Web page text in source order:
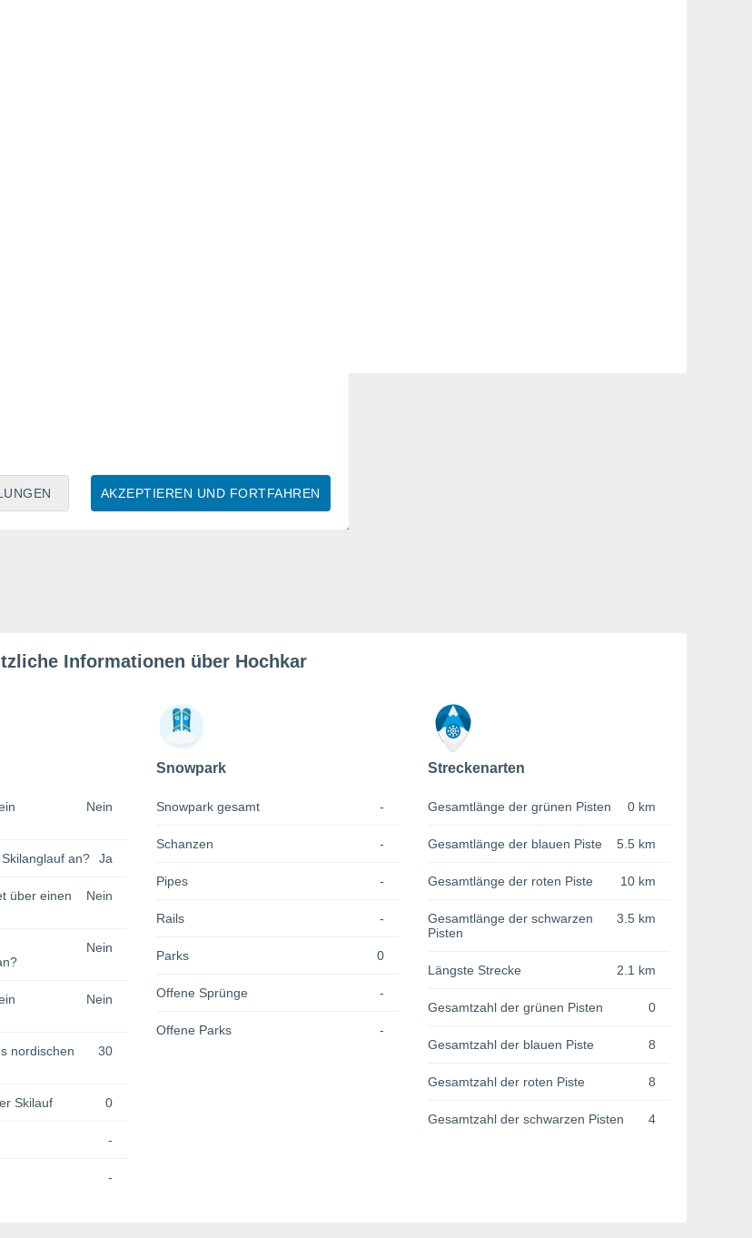
AKZEPTIEREN UND FORTFAHREN
Informationen über Hochkar
Nein
an? Ja
über einen
Nein
Nein
Nein
nordischen
30
Skilauf 0
-
-
Snowpark
Snowpark gesamt -
Schanzen -
Pipes -
Rails -
Parks 0
Offene Sprünge -
Offene Parks -
Streckenarten
Gesamtlänge der grünen Pisten 0 km
Gesamtlänge der blauen Piste 5.5 km
Gesamtlänge der roten Piste 10 km
Gesamtlänge der schwarzen
Pisten
3.5 km
Längste Strecke 2.1 km
Gesamtzahl der grünen Pisten 0
Gesamtzahl der blauen Piste 8
Gesamtzahl der roten Piste 8
Gesamtzahl der schwarzen Pisten 4